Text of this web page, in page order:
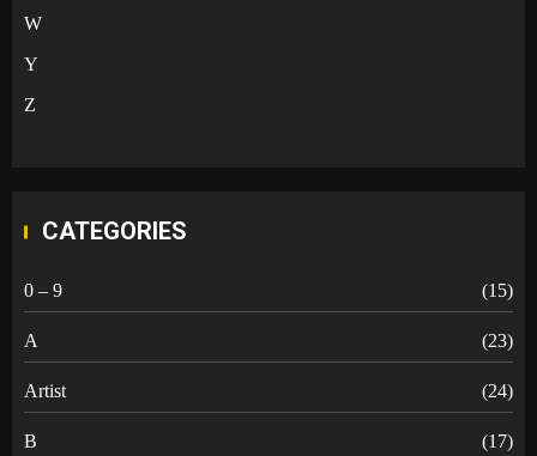
W
Y
Z
CATEGORIES
0 – 9 (15)
A (23)
Artist (24)
B (17)